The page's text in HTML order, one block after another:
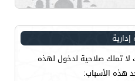
لا تملك صلاحية لدخول لهذه
هذه الأسباب: